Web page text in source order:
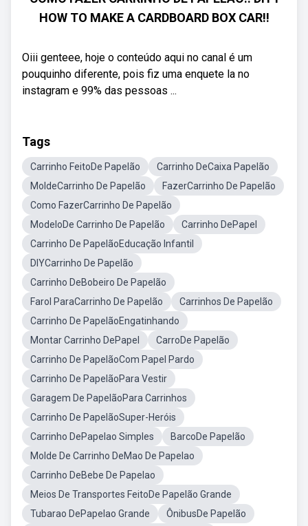
HOW TO MAKE A CARDBOARD BOX CAR!!
Oiii genteee, hoje o conteúdo aqui no canal é um
pouquinho diferente, pois fiz uma enquete la no
instagram e 99% das pessoas ...
Tags
Carrinho FeitoDe Papelão
Carrinho DeCaixa Papelão
MoldeCarrinho De Papelão
FazerCarrinho De Papelão
Como FazerCarrinho De Papelão
ModeloDe Carrinho De Papelão
Carrinho DePapel
Carrinho De PapelãoEducação Infantil
DIYCarrinho De Papelão
Carrinho DeBobeiro De Papelão
Farol ParaCarrinho De Papelão
Carrinhos De Papelão
Carrinho De PapelãoEngatinhando
Montar Carrinho DePapel
CarroDe Papelão
Carrinho De PapelãoCom Papel Pardo
Carrinho De PapelãoPara Vestir
Garagem De PapelãoPara Carrinhos
Carrinho De PapelãoSuper-Heróis
Carrinho DePapelao Simples
BarcoDe Papelão
Molde De Carrinho DeMao De Papelao
Carrinho DeBebe De Papelao
Meios De Transportes FeitoDe Papelão Grande
Tubarao DePapelao Grande
ÔnibusDe Papelão